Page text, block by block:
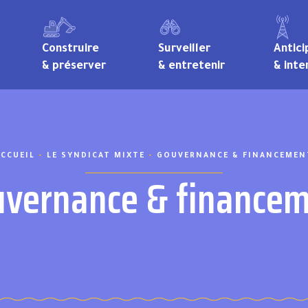
Construire
& préserver
Surveiller
& entretenir
&
- LE SYNDICAT MIXTE - GOUVERNANCE &
&